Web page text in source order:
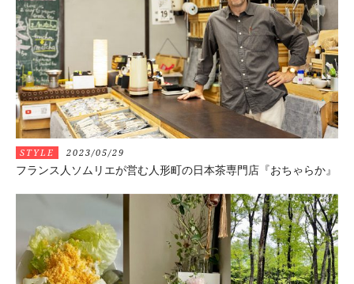
STYLE 2023/05/29
フランス人ソムリエが営む人形町の日本茶専門店『おちゃらか』